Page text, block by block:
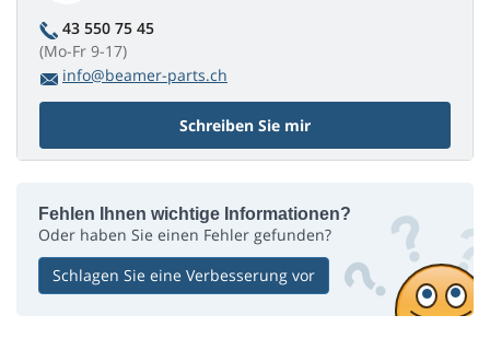
43 550 75 45
(Mo-Fr 9-17)
info@beamer-parts.ch
Schreiben Sie mir
Fehlen Ihnen wichtige Informationen?
Oder haben Sie einen Fehler gefunden?
Schlagen Sie eine Verbesserung vor